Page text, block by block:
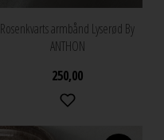
Rosenkvarts armbånd Lyserød By
ANTHON
250,00